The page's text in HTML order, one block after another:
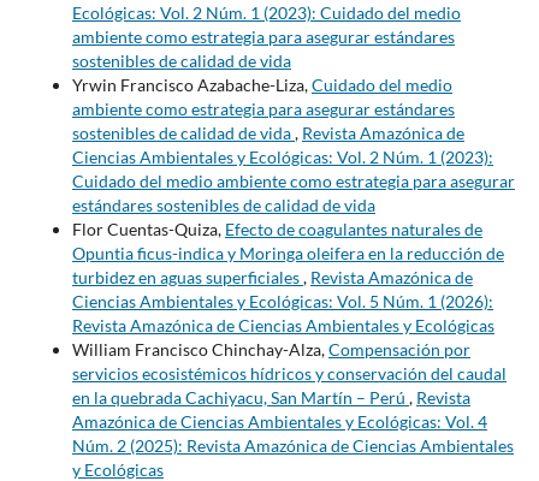
Ecológicas: Vol. 2 Núm. 1 (2023): Cuidado del medio
ambiente como estrategia para asegurar estándares
sostenibles de calidad de vida
Yrwin Francisco Azabache-Liza,Cuidado del medio
ambiente como estrategia para asegurar estándares
sostenibles de calidad de vida, Revista Amazónica de
Ciencias Ambientales y Ecológicas: Vol. 2 Núm. 1 (2023):
Cuidado del medio ambiente como estrategia para asegurar
estándares sostenibles de calidad de vida
Flor Cuentas-Quiza, Efecto de coagulantes naturales de
Opuntia ficus-indica y Moringa oleifera en la reducción de
turbidez en aguas superficiales, Revista Amazónica de
Ciencias Ambientales y Ecológicas: Vol. 5 Núm. 1 (2026):
Revista Amazónica de Ciencias Ambientales y Ecológicas
William Francisco Chinchay-Alza,Compensación por
servicios ecosistémicos hídricos y conservación del caudal
en la quebrada Cachiyacu, San Martín – Perú , Revista
Amazónica de Ciencias Ambientales y Ecológicas: Vol. 4
Núm. 2 (2025): Revista Amazónica de Ciencias Ambientales
y Ecológicas